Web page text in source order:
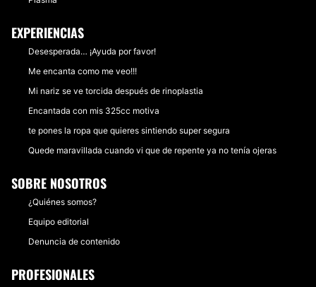
EXPERIENCIAS
Desesperada… ¡Ayuda por favor!
Me encanta como me veo!!!
Mi nariz se ve torcida después de rinoplastia
Encantada con mis 325cc motiva
te pones la ropa que quieres sintiendo super segura
Quede maravillada cuando vi que de repente ya no tenía ojeras
SOBRE NOSOTROS
¿Quiénes somos?
Equipo editorial
Denuncia de contenido
PROFESIONALES